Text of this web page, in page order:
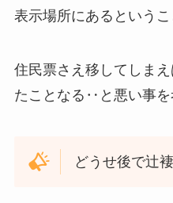
表示場所にあるというこ
住民票さえ移してしま
たことなる‥と悪い事を
どうせ後で辻